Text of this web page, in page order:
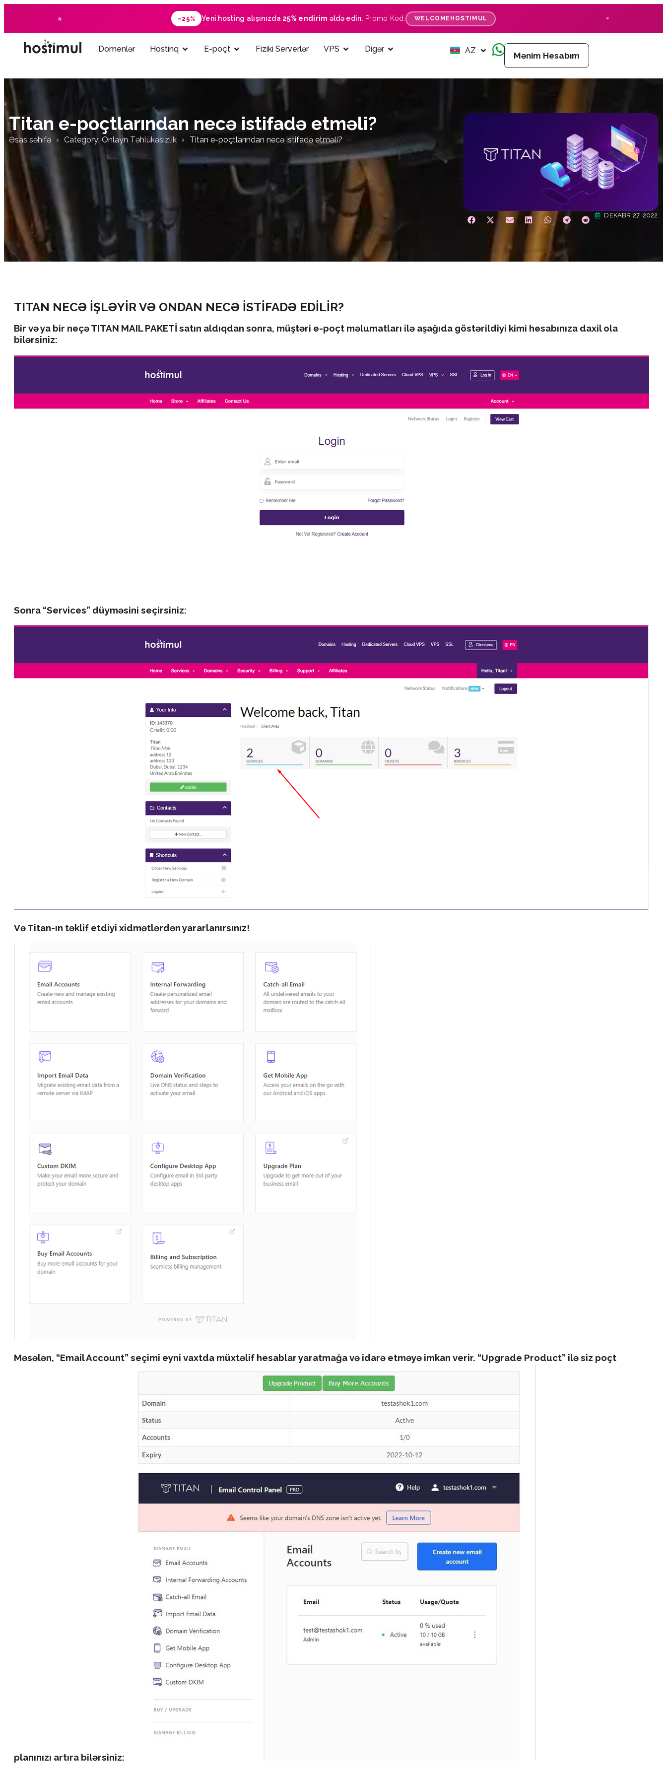
–25% Yeni hosting alışınızda 25% endirim əldə edin. Promo Kod: WELCOMEHOSTIMUL
Domenlər Hostinq E-poçt Fiziki Serverlər VPS Digər AZ
EN
RU
Mənim Hesabım
Titan e-poçtlarından necə istifadə etməli?
Əsas səhifə Category: Onlayn Təhlükəsizlik Titan e-poçtlarından necə istifadə etməli?
DEKABR 27, 2022
TITAN NECƏ İŞLƏYİR VƏ ONDAN NECƏ İSTİFADƏ EDİLİR?
Bir və ya bir neçə TITAN MAIL PAKETİ satın aldıqdan sonra, müştəri e-poçt məlumatları ilə aşağıda göstərildiyi kimi hesabınıza daxil ola
bilərsiniz:
Sonra “Services” düyməsini seçirsiniz:
Və Titan-ın təklif etdiyi xidmətlərdən yararlanırsınız!
Məsələn, “Email Account” seçimi eyni vaxtda müxtəlif hesablar yaratmağa və idarə etməyə imkan verir. “Upgrade Product” ilə siz poçt
planınızı artıra bilərsiniz: